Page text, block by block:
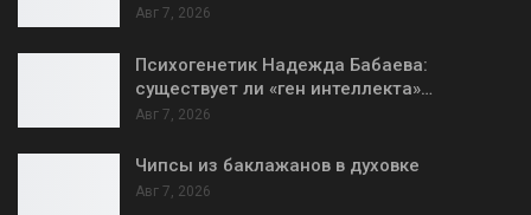
Авг 7, 2026
Психогенетик Надежда Бабаева:
существует ли «ген интеллекта»…
Авг 7, 2026
Чипсы из баклажанов в духовке
Авг 7, 2026